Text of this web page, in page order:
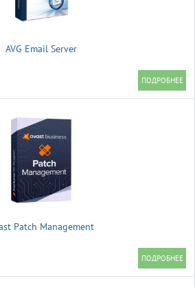
AVG Email Server
Patch Management